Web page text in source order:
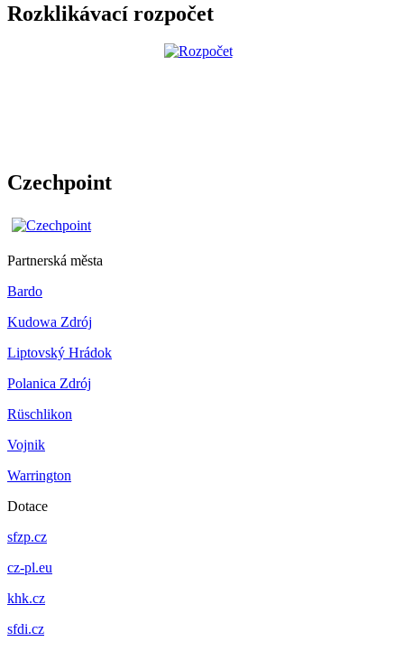
Rozklikávací rozpočet
Czechpoint
Partnerská města
Bardo
Kudowa Zdrój
Liptovský Hrádok
Polanica Zdrój
Rüschlikon
Vojnik
Warrington
Dotace
sfzp.cz
cz-pl.eu
khk.cz
sfdi.cz